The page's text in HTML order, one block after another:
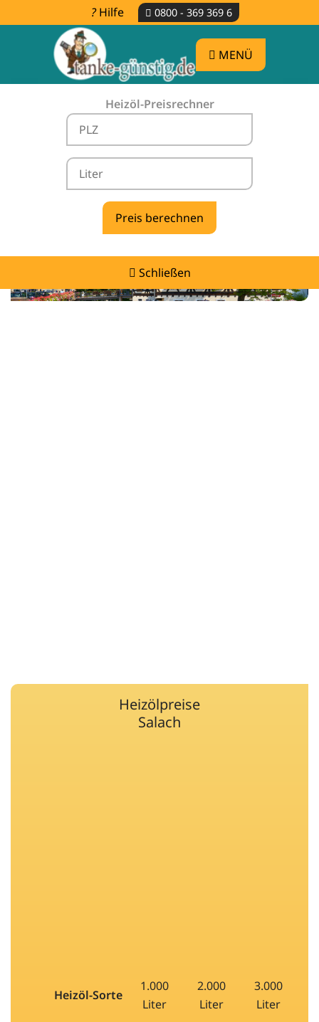
Hilfe 0800 - 369 369 6
MENÜ
Heizöl-Preisrechner
Schließen
Heizölpreise Salach -
vergleichen & günstig tanken
Heizölpreise
Salach
Heizöl-Sorte
1.000
Liter
2.000
Liter
3.000
Liter